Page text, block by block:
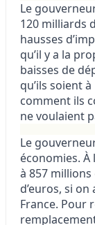
Le
120 milliards
hausses
qu’il y a la
baisses de
qu’ils soient
comment ils
ne voulaient
Le
économies. À
à 857 millions
d’euros, si
France. Pour